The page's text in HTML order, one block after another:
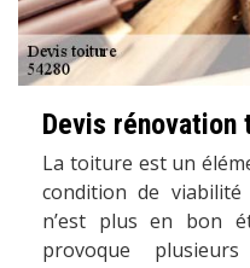
Devis rénovation
La toiture est un
condition de
n’est plus en bon
provoque